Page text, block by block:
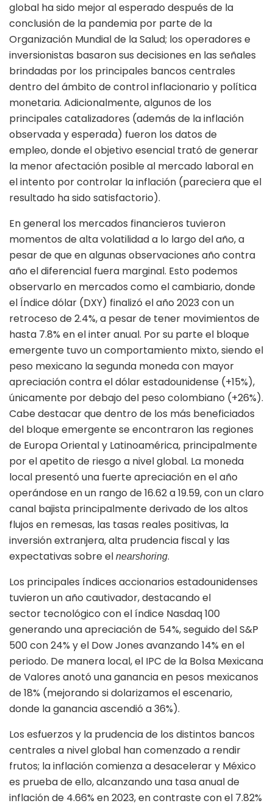
global ha sido mejor al esperado después de la
conclusión de la pandemia por parte de la
Organización Mundial de la Salud; los operadores e
inversionistas basaron sus decisiones en las señales
brindadas por los principales bancos centrales
dentro del ámbito de control inflacionario y política
monetaria. Adicionalmente, algunos de los
principales catalizadores (además de la inflación
observada y esperada) fueron los datos de
empleo, donde el objetivo esencial trató de generar
la menor afectación posible al mercado laboral en
el intento por controlar la inflación (pareciera que el
resultado ha sido satisfactorio).
En general los mercados financieros tuvieron
momentos de alta volatilidad a lo largo del año, a
pesar de que en algunas observaciones año contra
año el diferencial fuera marginal. Esto podemos
observarlo en mercados como el cambiario, donde
el Índice dólar (DXY) finalizó el año 2023 con un
retroceso de 2.4%, a pesar de tener movimientos de
hasta 7.8% en el inter anual. Por su parte el bloque
emergente tuvo un comportamiento mixto, siendo el
peso mexicano la segunda moneda con mayor
apreciación contra el dólar estadounidense (+15%),
únicamente por debajo del peso colombiano (+26%).
Cabe destacar que dentro de los más beneficiados
del bloque emergente se encontraron las regiones
de Europa Oriental y Latinoamérica, principalmente
por el apetito de riesgo a nivel global. La moneda
local presentó una fuerte apreciación en el año
operándose en un rango de 16.62 a 19.59, con un claro
canal bajista principalmente derivado de los altos
flujos en remesas, las tasas reales positivas, la
inversión extranjera, alta prudencia fiscal y las
expectativas sobre el nearshoring.
Los principales índices accionarios estadounidenses
tuvieron un año cautivador, destacando el
sector tecnológico con el índice Nasdaq 100
generando una apreciación de 54%, seguido del S&P
500 con 24% y el Dow Jones avanzando 14% en el
periodo. De manera local, el IPC de la Bolsa Mexicana
de Valores anotó una ganancia en pesos mexicanos
de 18% (mejorando si dolarizamos el escenario,
donde la ganancia ascendió a 36%).
Los esfuerzos y la prudencia de los distintos bancos
centrales a nivel global han comenzado a rendir
frutos; la inflación comienza a desacelerar y México
es prueba de ello, alcanzando una tasa anual de
inflación de 4.66% en 2023, en contraste con el 7.82%